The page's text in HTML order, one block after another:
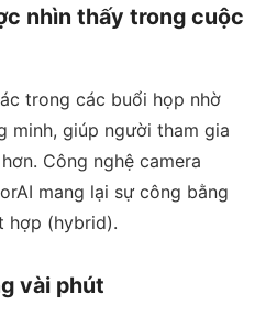
nhìn thấy trong cuộc
trong các buổi họp nhờ
minh, giúp người tham gia
Công nghệ camera
mang lại sự công bằng
hợp (hybrid).
vài phút